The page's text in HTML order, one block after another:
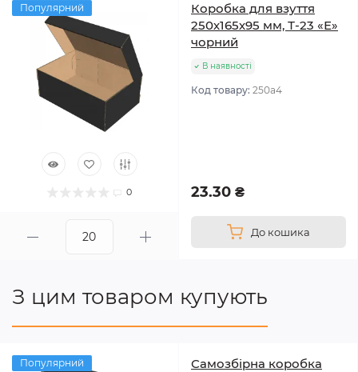
Популярний
0
Коробка для взуття
250х165х95 мм, Т-23 «Е»
чорний
В наявності
Код товару: 250а4
23.30 ₴
До кошика
З цим товаром купують
Популярний
Самозбірна коробка